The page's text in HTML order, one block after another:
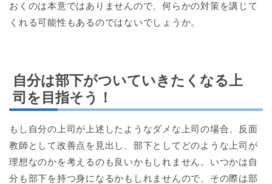
おくのは本意ではありませんので、何らかの対策を講じて
くれる可能性もあるのではないでしょうか。
自分は部下がついていきたくなる上
司を目指そう！
もし自分の上司が上述したようなダメな上司の場合、反面
教師として改善点を見出し、部下としてどのような上司が
理想なのかを考えるのも良いかもしれません。いつかは自
分も部下を持つ身になるかもしれませんので、その際は部